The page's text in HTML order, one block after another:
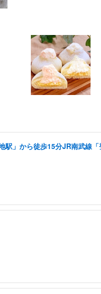
」から徒歩15分JR南武線